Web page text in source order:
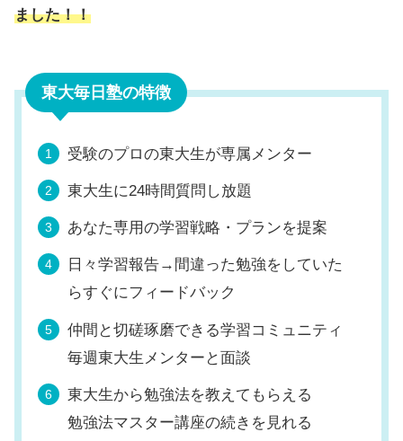
ました！！
東大毎日塾の特徴
受験のプロの東大生が専属メンター
東大生に24時間質問し放題
あなた専用の学習戦略・プランを提案
日々学習報告→間違った勉強をしていた
らすぐにフィードバック
仲間と切磋琢磨できる学習コミュニティ
毎週東大生メンターと面談
東大生から勉強法を教えてもらえる
勉強法マスター講座の続きを見れる